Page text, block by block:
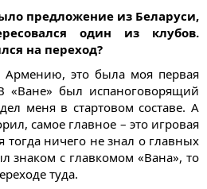
предложение из Беларуси,
один из клубов.
на переход?
Армению, это была моя первая
«Ване» был испаноговорящий
меня в стартовом составе. А
самое главное – это игровая
тогда ничего не знал о главных
знаком с главкомом «Вана», то
туда.